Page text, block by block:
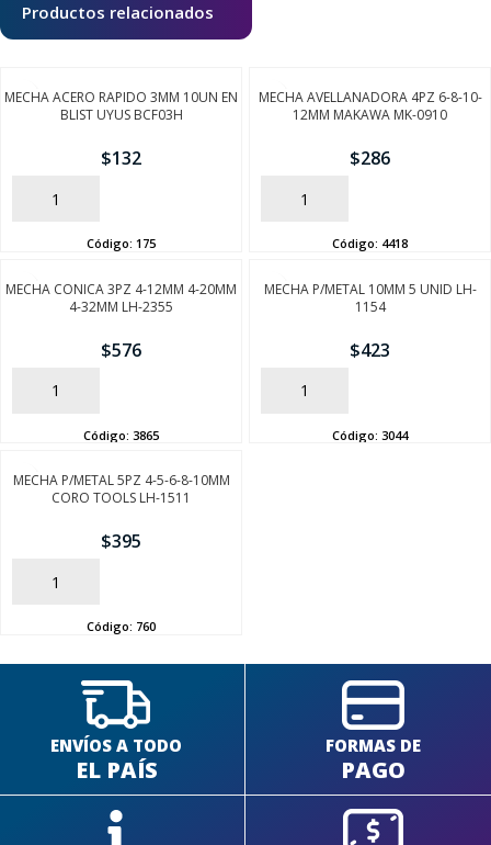
Productos relacionados
MECHA ACERO RAPIDO 3MM 10UN EN
BLIST UYUS BCF03H
$132
AÑADIR
Código: 175
MECHA AVELLANADORA 4PZ 6-8-10-
12MM MAKAWA MK-0910
$286
AÑADIR
Código: 4418
MECHA CONICA 3PZ 4-12MM 4-20MM
4-32MM LH-2355
$576
AÑADIR
Código: 3865
MECHA P/METAL 10MM 5 UNID LH-
1154
$423
AÑADIR
Código: 3044
MECHA P/METAL 5PZ 4-5-6-8-10MM
CORO TOOLS LH-1511
$395
AÑADIR
Código: 760
ENVÍOS A TODO
EL PAÍS
FORMAS DE
PAGO